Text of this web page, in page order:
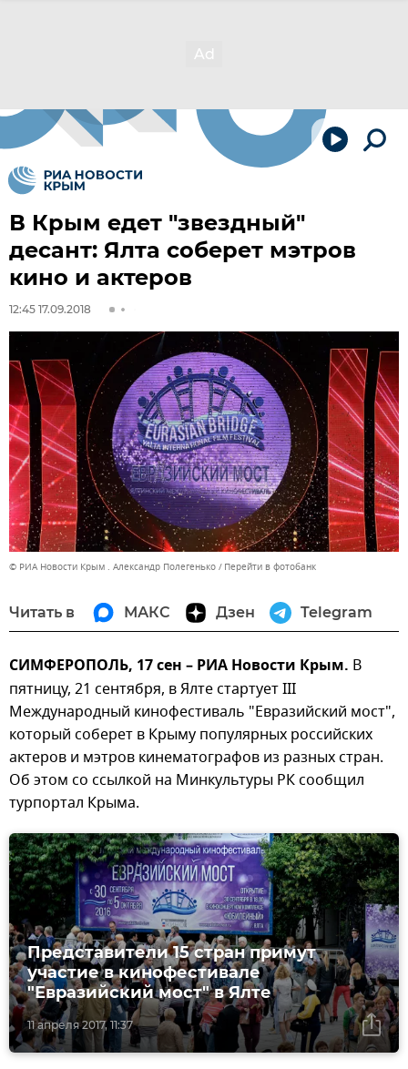
В Крым едет "звездный"
десант: Ялта соберет мэтров
кино и актеров
12:45 17.09.2018
© РИА Новости Крым . Александр Полегенько Перейти в фотобанк
Читать в МАКС Дзен Telegram
СИМФЕРОПОЛЬ, 17 сен – РИА Новости Крым. В
пятницу, 21 сентября, в Ялте стартует III
Международный кинофестиваль "Евразийский мост",
который соберет в Крыму популярных российских
актеров и мэтров кинематографов из разных стран.
Об этом со ссылкой на Минкультуры РК сообщил
турпортал Крыма.
11 апреля 2017, 11:37
Представители 15 стран примут
участие в кинофестивале
"Евразийский мост" в Ялте